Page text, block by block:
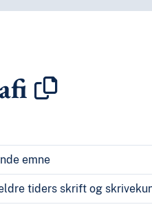
emne
tiders skrift og